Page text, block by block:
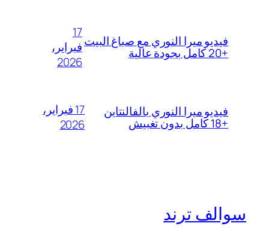
فيديو ميرا النوري مع صباغ البيت
+20 كامل بجودة عالية
17
فبراير،
2026
فيديو ميرا النوري بالفالنتاين
+18 كامل بدون تغبيش
17 فبراير،
2026
سوالف ترند